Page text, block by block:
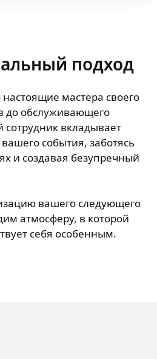
подход
мастера своего
до обслуживающего
вкладывает
события, заботясь
и создавая безупречный
вашего следующего
атмосферу, в которой
себя особенным.